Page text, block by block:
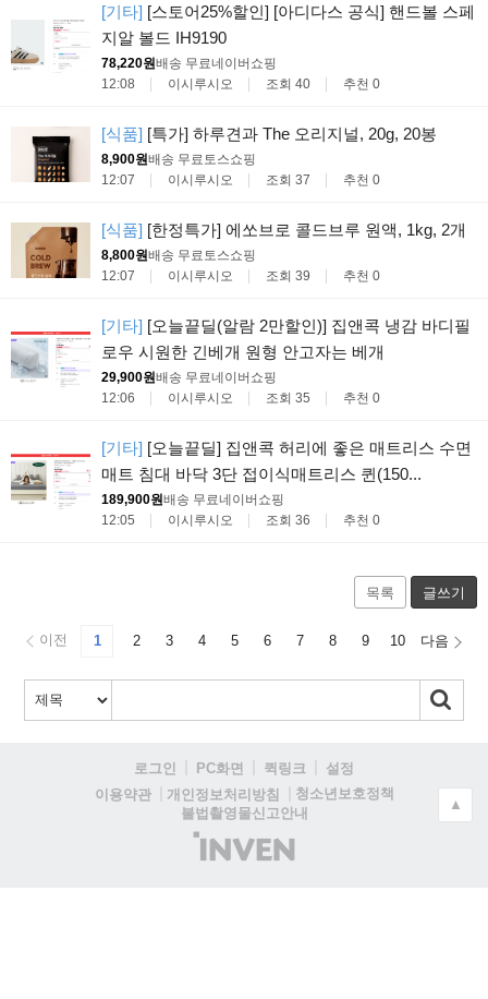
[기타] [스토어25%할인] [아디다스 공식] 핸드볼 스페
지알 볼드 IH9190
78,220원배송 무료네이버쇼핑
12:08
이시루시오 조회 40 추천 0
[식품] [특가] 하루견과 The 오리지널, 20g, 20봉
8,900원배송 무료토스쇼핑
12:07
이시루시오 조회 37 추천 0
[식품] [한정특가] 에쏘브로 콜드브루 원액, 1kg, 2개
8,800원배송 무료토스쇼핑
12:07
이시루시오 조회 39 추천 0
[기타] [오늘끝딜(알람 2만할인)] 집앤콕 냉감 바디필
로우 시원한 긴베개 원형 안고자는 베개
29,900원배송 무료네이버쇼핑
12:06
이시루시오 조회 35 추천 0
[기타] [오늘끝딜] 집앤콕 허리에 좋은 매트리스 수면
매트 침대 바닥 3단 접이식매트리스 퀸(150...
189,900원배송 무료네이버쇼핑
12:05
이시루시오 조회 36 추천 0
목록 글쓰기
이전 1 2 3 4 5 6 7 8 9 10 다음
로그인 PC화면 퀵링크
설정
이용약관
개인정보처리방침
청소년보호정책
불법촬영물신고안내
(주)
인
▲